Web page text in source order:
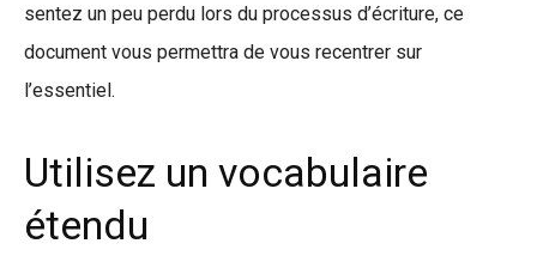
sentez un peu perdu lors du processus d’écriture, ce
document vous permettra de vous recentrer sur
l’essentiel.
Utilisez un vocabulaire
étendu